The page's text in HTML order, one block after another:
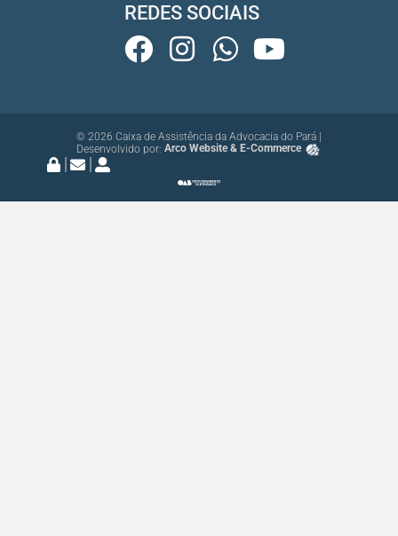
REDES SOCIAIS
© 2026 Caixa de Assistência da Advocacia do Pará |
Desenvolvido por: Arco Website & E-Commerce